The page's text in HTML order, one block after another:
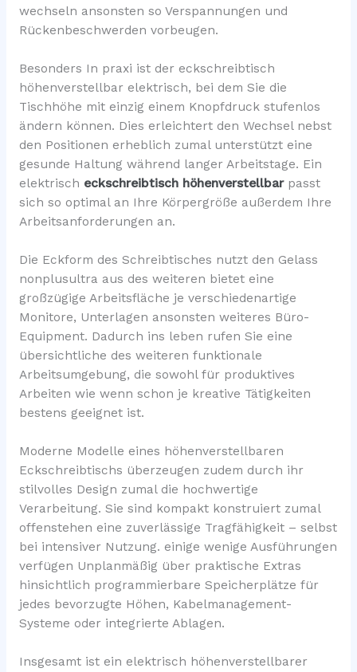
wechseln ansonsten so Verspannungen und
Rückenbeschwerden vorbeugen.
Besonders In praxi ist der eckschreibtisch
höhenverstellbar elektrisch, bei dem Sie die
Tischhöhe mit einzig einem Knopfdruck stufenlos
ändern können. Dies erleichtert den Wechsel nebst
den Positionen erheblich zumal unterstützt eine
gesunde Haltung während langer Arbeitstage. Ein
elektrisch eckschreibtisch höhenverstellbarpasst
sich so optimal an Ihre Körpergröße außerdem Ihre
Arbeitsanforderungen an.
Die Eckform des Schreibtisches nutzt den Gelass
nonplusultra aus des weiteren bietet eine
großzügige Arbeitsfläche je verschiedenartige
Monitore, Unterlagen ansonsten weiteres Büro-
Equipment. Dadurch ins leben rufen Sie eine
übersichtliche des weiteren funktionale
Arbeitsumgebung, die sowohl für produktives
Arbeiten wie wenn schon je kreative Tätigkeiten
bestens geeignet ist.
Moderne Modelle eines höhenverstellbaren
Eckschreibtischs überzeugen zudem durch ihr
stilvolles Design zumal die hochwertige
Verarbeitung. Sie sind kompakt konstruiert zumal
offenstehen eine zuverlässige Tragfähigkeit – selbst
bei intensiver Nutzung. einige wenige Ausführungen
verfügen Unplanmäßig über praktische Extras
hinsichtlich programmierbare Speicherplätze für
jedes bevorzugte Höhen, Kabelmanagement-
Systeme oder integrierte Ablagen.
Insgesamt ist ein elektrisch höhenverstellbarer